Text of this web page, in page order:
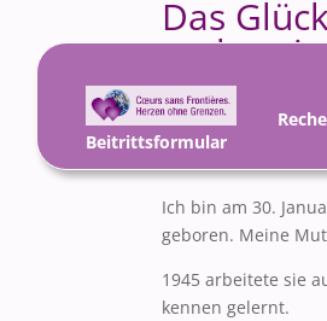
Beitrittsformular
Das
23 Mai 2010
Ich bin am 30.
geboren. Meine
1945 arbeitete sie
kennen gelernt.